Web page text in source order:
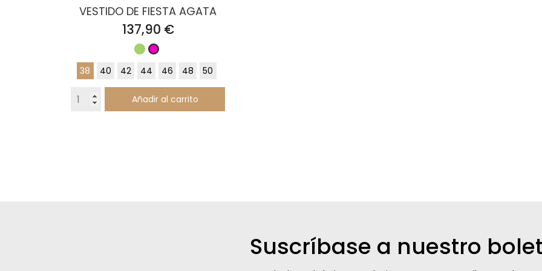
VESTIDO DE FIESTA AGATA
Precio
137,90 €
VerdeFucsia
38
40 42 44 46 48 50
Añadir al carrito
Suscríbase a nuestro